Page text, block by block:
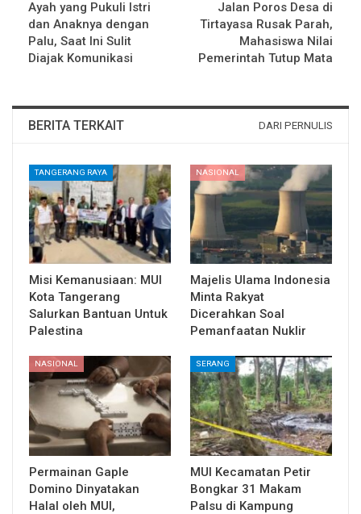
Ayah yang Pukuli Istri
dan Anaknya dengan
Palu, Saat Ini Sulit
Diajak Komunikasi
Jalan Poros Desa di
Tirtayasa Rusak Parah,
Mahasiswa Nilai
Pemerintah Tutup Mata
BERITA TERKAIT DARI PERNULIS
TANGERANG RAYA
Misi Kemanusiaan: MUI
Kota Tangerang
Salurkan Bantuan Untuk
Palestina
NASIONAL
Majelis Ulama Indonesia
Minta Rakyat
Dicerahkan Soal
Pemanfaatan Nuklir
NASIONAL
Permainan Gaple
Domino Dinyatakan
Halal oleh MUI,
SERANG
MUI Kecamatan Petir
Bongkar 31 Makam
Palsu di Kampung